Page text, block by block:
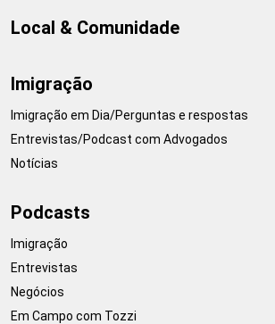
Local & Comunidade
Imigração
Imigração em Dia/Perguntas e respostas
Entrevistas/Podcast com Advogados
Notícias
Podcasts
Imigração
Entrevistas
Negócios
Em Campo com Tozzi